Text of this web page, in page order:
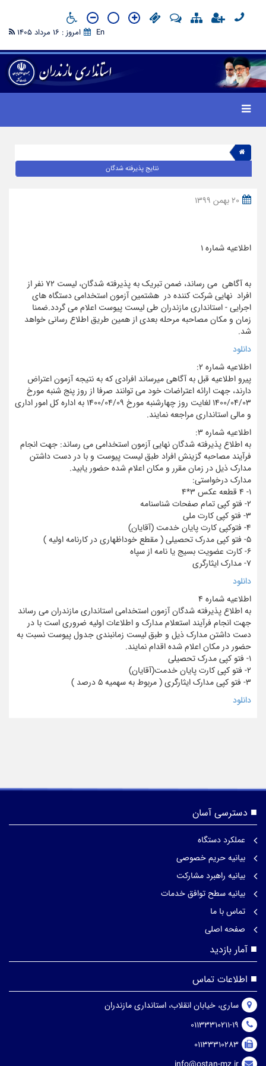
En امروز : 16 مرداد 1405
نتایج پذیرفته شدگان
20 بهمن 1399
اطلاعیه شماره ۱
به آگاهی می رساند، ضمن تبریک به پذیرفته شدگان، لیست 72 نفر از
افراد نهایی شرکت کننده در هشتمین آزمون استخدامی دستگاه های
اجرایی - استانداری مازندران طی لیست پیوست اعلام می گردد.ضمنا
زمان و مکان مصاحبه مرحله بعدی از همین طریق اطلاع رسانی خواهد
شد.
دانلود
اطلاعیه شماره ۲:
پیرو اطلاعیه قبل به آگاهی میرساند افرادی که به نتیجه آزمون اعتراض
دارند، جهت ارائه اعتراضات خود می توانند صرفا از روز پنج شنبه مورخ
۱۴۰۰/۰۴/۰۳ لغایت روز چهارشنبه مورخ ۱۴۰۰/۰۴/۰۹ به اداره کل امور اداری
و مالی استانداری مراجعه نمایند.
اطلاعیه شماره 3:
به اطلاع پذیرفته شدگان نهایی آزمون استخدامی می رساند: جهت انجام
فرآیند مصاحبه گزینش افراد طبق لیست پیوست و با در دست داشتن
مدارک ذیل در زمان مقرر و مکان اعلام شده حضور یابید.
مدارک درخواستی:
1- 4 قطعه عکس 3*4
2- فتو کپی تمام صفحات شناسنامه
3- فتو کپی کارت ملی
4- فتوکپی کارت پایان خدمت (آقایان)
5- فتو کپی مدرک تحصیلی ( مقطع خوداظهاری در کارنامه اولیه )
6- کارت عضویت بسیج یا نامه از سپاه
7- مدارک ایثارگری
دانلود
اطلاعیه شماره 4
به اطلاع پذیرفته شدگان آزمون استخدامی استانداری مازندران می رساند
جهت انجام فرآیند استعلام مدارک و اطلاعات اولیه ضروری است با در
دست داشتن مدارک ذیل و طبق لیست زمانبندی جدول پیوست نسبت به
حضور در مکان اعلام شده اقدام نمایند.
1- فتو کپی مدرک تحصیلی
2- فتو کپی کارت پایان خدمت(آقایان)
3- فتو کپی مدارک ایثارگری ( مربوط به سهمیه 5 درصد )
دانلود
دسترسی آسان
عملکرد دستگاه
بیانیه حریم خصوصی
بیانیه راهبرد مشارکت
بیانیه سطح توافق خدمات
تماس با ما
صفحه اصلی
آمار بازدید
اطلاعات تماس
ساری، خیابان انقلاب، استانداری مازندران
01133310211-19
01133310283